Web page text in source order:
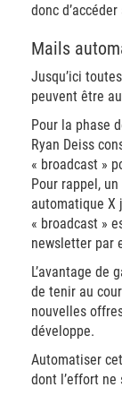
donc
Mails
Jusqu’ici
peuvent être
Pour la phase
Ryan Deiss
« broadcast »
Pour rappel,
automatique X
« broadcast »
newsletter par
L’avantage de
de tenir au
nouvelles
développe.
Automatiser
dont l’effort ne